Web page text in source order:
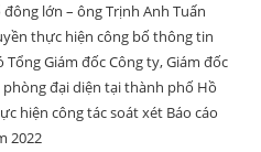
lớn – ông Trịnh Anh Tuấn
thực hiện công bố thông tin
Giám đốc Công ty, Giám đốc
đại diện tại thành phố Hồ
hiện công tác soát xét Báo cáo
2022